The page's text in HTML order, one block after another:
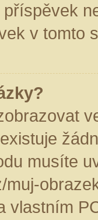
v tomto
musíte
muj-
vlastním